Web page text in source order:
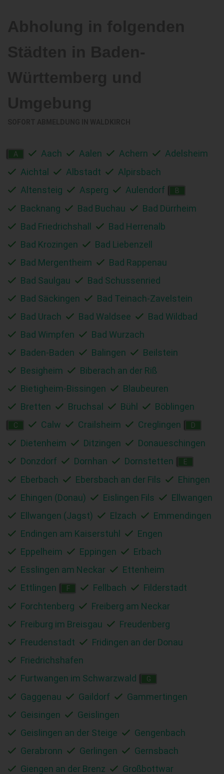
A Aach Aalen Achern
Adelsheim
Aichtal
Albstadt
Alpirsbach
Altensteig
Asperg Aulendorf B
Backnang Bad Buchau
Bad Dürrheim
Bad Friedrichshall
Bad Herrenalb
Bad Krozingen
Bad Liebenzell
Bad Mergentheim
Bad Rappenau
Bad Saulgau
Bad Schussenried
Bad Säckingen
Bad Teinach-Zavelstein
Bad Urach
Bad Waldsee
Bad Wildbad
Bad Wimpfen
Bad Wurzach
Baden-Baden
Balingen
Beilstein
Besigheim
Biberach an der Riß
Bietigheim-Bissingen
Blaubeuren
Bretten
Bruchsal Bühl Böblingen
C Calw Crailsheim Creglingen D
Dietenheim Ditzingen
Donaueschingen
Donzdorf
Dornhan Dornstetten E
Eberbach Ebersbach an der Fils
Ehingen
Ehingen (Donau)
Eislingen Fils
Ellwangen
Ellwangen (Jagst)
Elzach
Emmendingen
Endingen am Kaiserstuhl
Engen
Eppelheim
Eppingen
Erbach
Esslingen am Neckar
Ettenheim
Ettlingen
F Fellbach
Filderstadt
Forchtenberg
Freiberg am Neckar
Freiburg im Breisgau
Freudenberg
Freudenstadt
Fridingen an der Donau
Friedrichshafen
Furtwangen im Schwarzwald
G
Gaggenau Gaildorf
Gammertingen
Geisingen
Geislingen
Geislingen an der Steige
Gengenbach
Gerabronn
Gerlingen
Gernsbach
Giengen an der Brenz
Großbottwar